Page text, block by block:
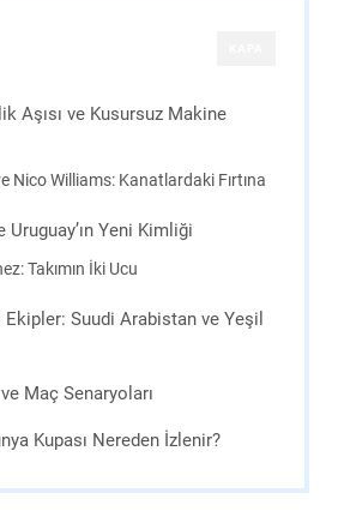
Aşısı ve Kusursuz Makine
Nico Williams: Kanatlardaki Fırtına
Yeni Kimliği
Takımın İki Ucu
Suudi Arabistan ve Yeşil
Maç Senaryoları
Kupası Nereden İzlenir?